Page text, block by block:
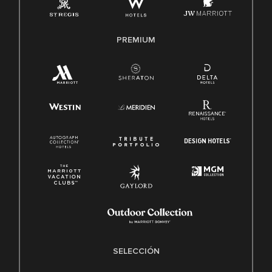
PREMIUM
SELECCIÓN